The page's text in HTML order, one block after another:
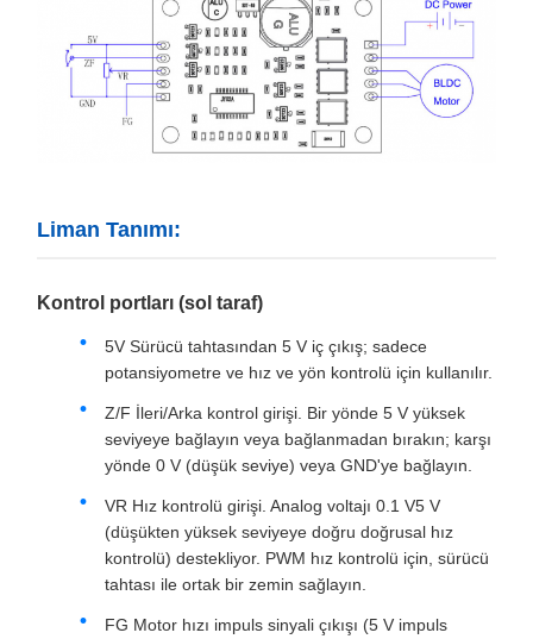
Liman Tanımı:
Kontrol portları (sol taraf)
5V Sürücü tahtasından 5 V iç çıkış; sadece
potansiyometre ve hız ve yön kontrolü için kullanılır.
Z/F İleri/Arka kontrol girişi. Bir yönde 5 V yüksek
seviyeye bağlayın veya bağlanmadan bırakın; karşı
yönde 0 V (düşük seviye) veya GND'ye bağlayın.
VR Hız kontrolü girişi. Analog voltajı 0.1 V5 V
(düşükten yüksek seviyeye doğru doğrusal hız
kontrolü) destekliyor. PWM hız kontrolü için, sürücü
tahtası ile ortak bir zemin sağlayın.
FG Motor hızı impuls sinyali çıkışı (5 V impuls